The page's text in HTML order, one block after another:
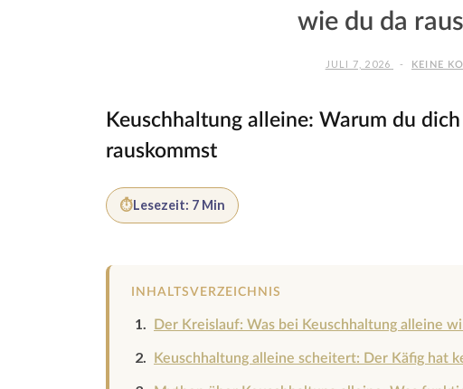
wie du da
JULI 7, 2026 KEINE
Keuschhaltung alleine: Warum du
rauskommst
⏱Lesezeit: 7 Min
INHALTSVERZEICHNIS
Der Kreislauf: Was bei Keuschhaltung alleine
Keuschhaltung alleine scheitert: Der Käfig hat